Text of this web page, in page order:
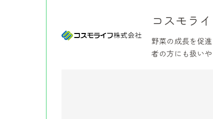
コスモラ
野菜の成長を促
者の方にも扱い